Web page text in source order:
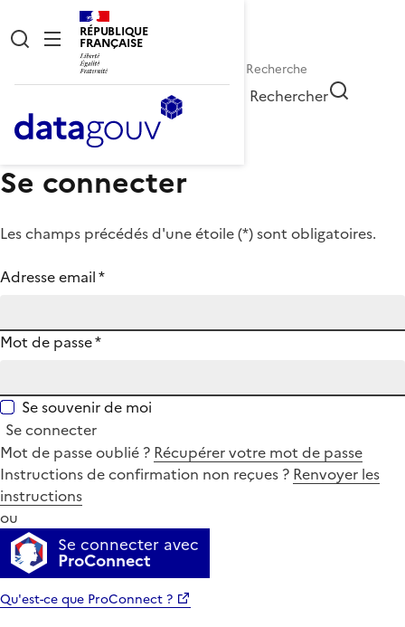
RÉPUBLIQUE
FRANÇAISE
Rechercher
Se connecter
Les champs précédés d'une étoile (*) sont obligatoires.
Adresse email*
Mot de passe*
Se souvenir de moi
Se connecter
Mot de passe oublié ? Récupérer votre mot de passe
Instructions de confirmation non reçues ? Renvoyer les
instructions
ou
Se connecter avec
ProConnect
Qu'est-ce que ProConnect ?